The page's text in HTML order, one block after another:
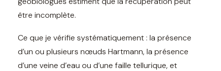
être incomplète.
Ce que je vérifie systématiquement : la présence
d’un ou plusieurs nœuds Hartmann, la présence
d’une veine d’eau ou d’une faille tellurique, et